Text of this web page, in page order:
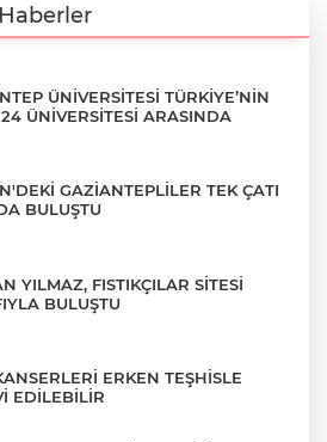
ÜNİVERSİTESİ TÜRKİYE’NİN
ÜNİVERSİTESİ ARASINDA
GAZİANTEPLİLER TEK ÇATI
BULUŞTU
YILMAZ, FISTIKÇILAR SİTESİ
BULUŞTU
ERKEN TEŞHİSLE
EDİLEBİLİR